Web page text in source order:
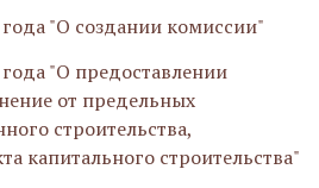
"О создании комиссии"
"О предоставлении
от предельных
строительства,
капитального строительства"